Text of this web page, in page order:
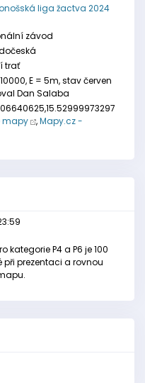
liga žactva 2024
závod
trať
E = 5m, stav červen
Dan Salaba
mapy ,Mapy.cz -
kategorie P4 a P6 je 100
při prezentaci a rovnou